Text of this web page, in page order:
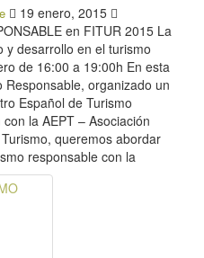
19 enero, 2015
en FITUR 2015 La
desarrollo en el turismo
de 16:00 a 19:00h En esta
Responsable, organizado un
Español de Turismo
la AEPT – Asociación
queremos abordar
responsable con la